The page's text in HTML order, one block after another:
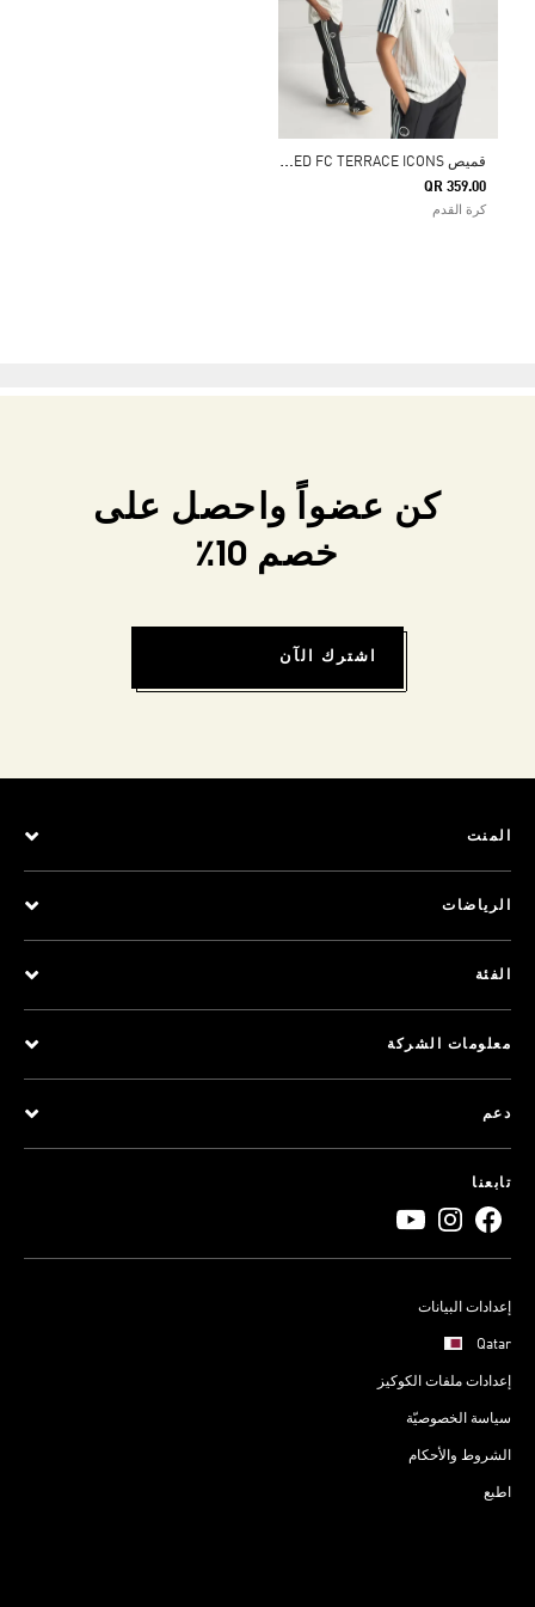
ق
ميص NEWCASTLE UNITED FC TERRACE ICONS (للجنسين)
QR 359.00
كرة القدم
كن عضواً واحصل على
خصم 10٪
اشترك الآن
المنت
الرياضات
الفئة
معلومات الشركة
دعم
تابعنا
إعدادات البيانات
Qatar
إعدادات ملفات الكوكيز
سياسة الخصوصيّة
الشروط والأحكام
اطبع